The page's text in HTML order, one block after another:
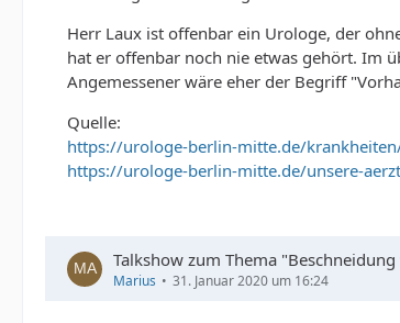
Herr Laux ist offenbar ein Urologe, der
hat er offenbar noch nie etwas gehört. Im
Angemessener wäre eher der Begriff
Quelle:
https://urologe-berlin-mitte.de/
https://urologe-berlin-mitte.de/unsere-
Talkshow zum Thema
Marius 31. Januar 2020 um 16:24